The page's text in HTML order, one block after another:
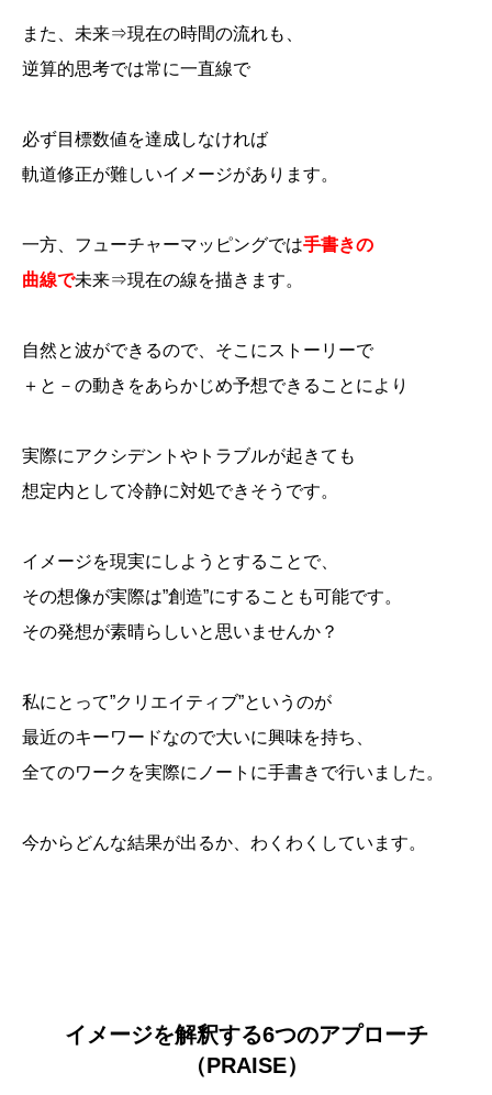
また、未来⇒現在の時間の流れも、
逆算的思考では常に一直線で
必ず目標数値を達成しなければ
軌道修正が難しいイメージがあります。
一方、フューチャーマッピングでは手書きの
曲線で未来⇒現在の線を描きます。
自然と波ができるので、そこにストーリーで
＋と－の動きをあらかじめ予想できることにより
実際にアクシデントやトラブルが起きても
想定内として冷静に対処できそうです。
イメージを現実にしようとすることで、
その想像が実際は”創造”にすることも可能です。
その発想が素晴らしいと思いませんか？
私にとって”クリエイティブ”というのが
最近のキーワードなので大いに興味を持ち、
全てのワークを実際にノートに手書きで行いました。
今からどんな結果が出るか、わくわくしています。
イメージを解釈する6つのアプローチ
（PRAISE）